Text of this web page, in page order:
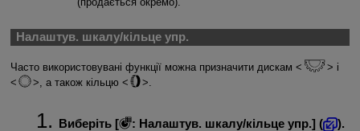
Налаштув. шкалу/кільце упр.
Часто використовувані функції можна призначити дискам
і
, а також кільцю
.
Виберіть [ : Налаштув. шкалу/кільце упр.] (
).